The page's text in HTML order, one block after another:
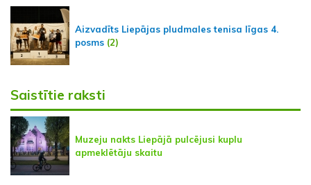
Aizvadīts Liepājas pludmales tenisa līgas 4.
posms (2)
Saistītie raksti
Muzeju nakts Liepājā pulcējusi kuplu
apmeklētāju skaitu